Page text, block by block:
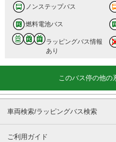
ノンステップバス
燃料電池バス
ラッピングバス情報
あり
このバス停の他の
車両検索/ラッピングバス検索
ご利用ガイド